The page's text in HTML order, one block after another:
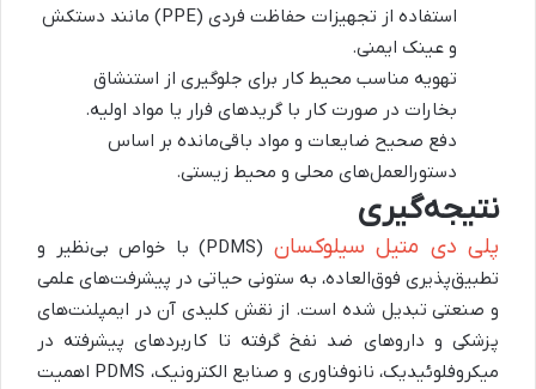
استفاده از تجهیزات حفاظت فردی (PPE) مانند دستکش
و عینک ایمنی.
تهویه مناسب محیط کار برای جلوگیری از استنشاق
بخارات در صورت کار با گریدهای فرار یا مواد اولیه.
دفع صحیح ضایعات و مواد باقی‌مانده بر اساس
دستورالعمل‌های محلی و محیط زیستی.
نتیجه‌گیری
پلی دی متیل سیلوکسان
(PDMS) با خواص بی‌نظیر و
تطبیق‌پذیری فوق‌العاده، به ستونی حیاتی در پیشرفت‌های علمی
و صنعتی تبدیل شده است. از نقش کلیدی آن در ایمپلنت‌های
پزشکی و داروهای ضد نفخ گرفته تا کاربردهای پیشرفته در
میکروفلوئیدیک، نانوفناوری و صنایع الکترونیک، PDMS اهمیت